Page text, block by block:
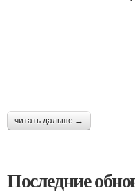
читать дальше →
Последние